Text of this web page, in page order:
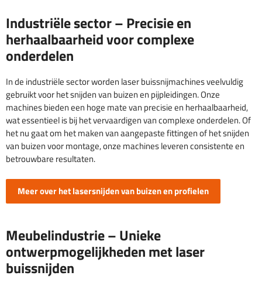
Industriële sector – Precisie en
herhaalbaarheid voor complexe
onderdelen
In de industriële sector worden laser buissnijmachines veelvuldig
gebruikt voor het snijden van buizen en pijpleidingen. Onze
machines bieden een hoge mate van precisie en herhaalbaarheid,
wat essentieel is bij het vervaardigen van complexe onderdelen. Of
het nu gaat om het maken van aangepaste fittingen of het snijden
van buizen voor montage, onze machines leveren consistente en
betrouwbare resultaten.
Meer over het lasersnijden van buizen en profielen
Meubelindustrie – Unieke
ontwerpmogelijkheden met laser
buissnijden